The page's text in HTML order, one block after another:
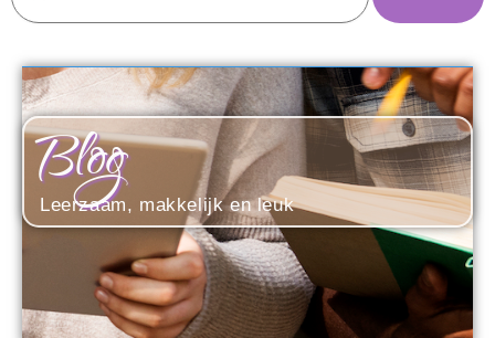
Blog
Leerzaam, makkelijk en leuk